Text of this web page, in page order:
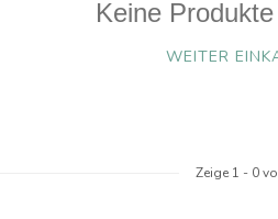
Keine
WEITER
Zeige 1 - 0